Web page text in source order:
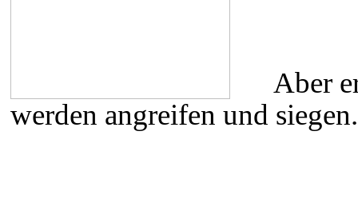
Aber
werden angreifen und siegen.